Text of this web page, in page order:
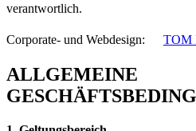
verantwortlich.
Corporate- und Webdesign: ﾠ TOM
ALLGEMEINE